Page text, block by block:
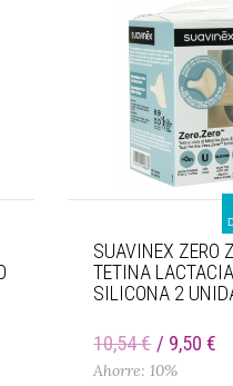
SUAVINEX ZERO
TETINA
SILICONA 2
10,54 € 9,50 €
Ahorre: 10%